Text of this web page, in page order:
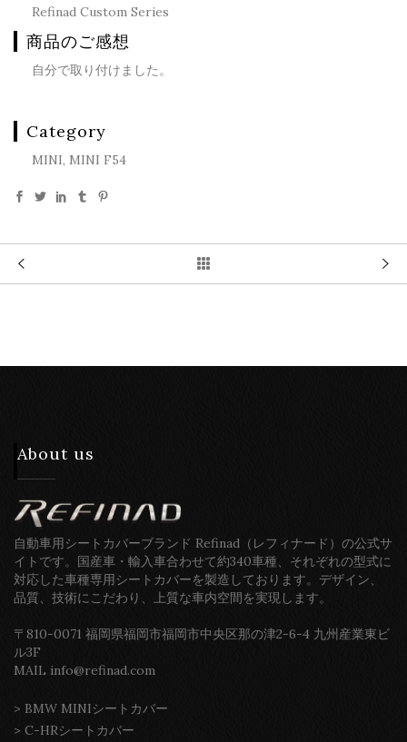
Refinad Custom Series
商品のご感想
自分で取り付けました。
Category
MINI, MINI F54
About us
自動車用シートカバーブランド Refinad（レフィナード）の公式サ
イトです。国産車・輸入車合わせて約340車種、それぞれの型式に
対応した車種専用シートカバーを製造しております。デザイン、
品質、技術にこだわり、上質な車内空間を実現します。
〒810-0071 福岡県福岡市福岡市中央区那の津2-6-4 九州産業東ビ
ル3F
MAIL info@refinad.com
> BMW MINIシートカバー
> C-HRシートカバー